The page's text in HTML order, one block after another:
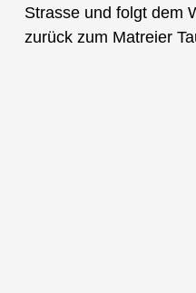
Strasse und folgt dem
zurück zum Matreier